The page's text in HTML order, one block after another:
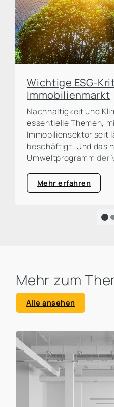
Wichtige ESG-
Immobilienmarkt
Nachhaltigkeit und
essentielle Themen,
Immobiliensektor seit
beschäftigt. Und das
Umweltprogramm der
für rund ein Drittel der
Emissionen
die Dringlichkeit für
Mehr erfahren
Mehr zum
Alle ansehen